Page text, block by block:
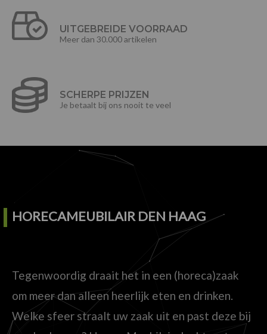
UITGEBREIDE VOORRAAD
Meer dan 30.000 artikelen
SCHERPE PRIJZEN
Je betaalt bij ons nooit te veel
HORECAMEUBILAIR DEN HAAG
Tegenwoordig draait het in een (horeca)zaak
om meer dan alleen heerlijk eten en drinken.
Welke sfeer straalt uw zaak uit en past deze bij